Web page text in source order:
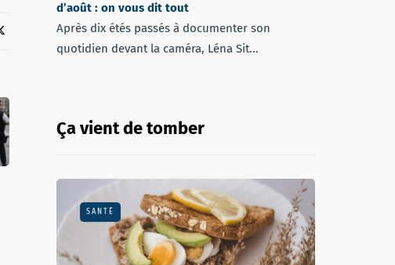
d’août : on vous dit tout
Après dix étés passés à documenter son
quotidien devant la caméra, Léna Sit...
Ça vient de tomber
SANTÉ